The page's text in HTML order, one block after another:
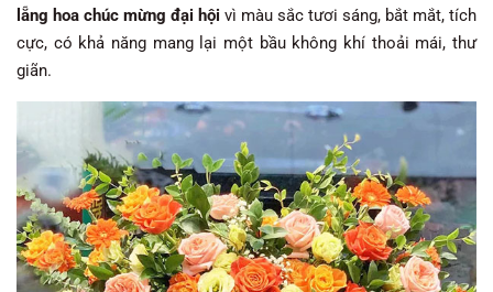
lẵng hoa chúc mừng đại hội vì màu sắc tươi sáng, bắt mắt, tích
cực, có khả năng mang lại một bầu không khí thoải mái, thư
giãn.